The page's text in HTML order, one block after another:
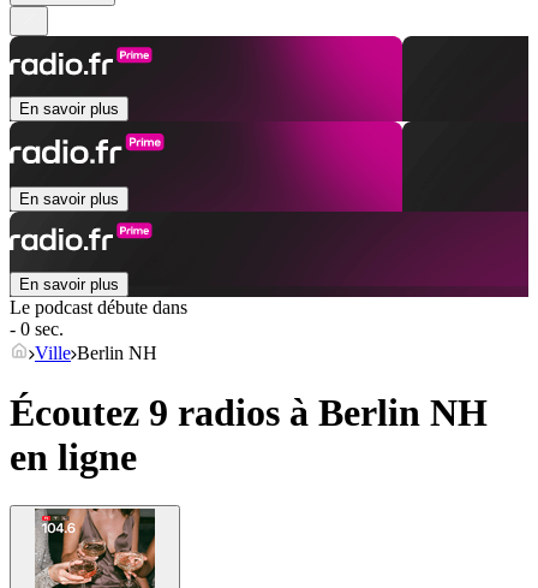
En savoir plus
En savoir plus
En savoir plus
Le podcast débute dans
- 0 sec.
Ville Berlin NH
Écoutez 9 radios à Berlin NH
en ligne